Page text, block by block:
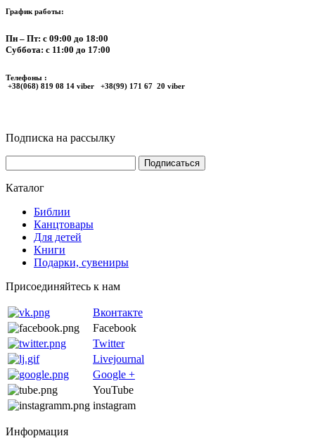
График работы:
Пн – Пт: с 09:00 до 18:00
Суббота: с 11:00 до 17:00
Телефоны :
+38(068) 819 08 14 viber +38(99) 171 67 20 viber
Подписка на рассылку
Каталог
Библии
Канцтовары
Для детей
Книги
Подарки, сувениры
Присоединяйтесь к нам
Вконтакте
Facebook
Twitter
Livejournal
Google +
YouTube
instagram
Информация